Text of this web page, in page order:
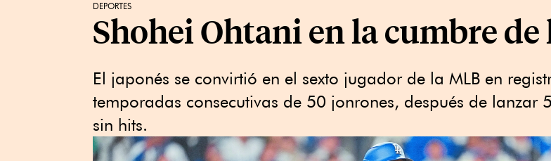
DEPORTES
Shohei Ohtani en la cumbre de
El japonés se convirtió en el sexto jugador de la MLB en
temporadas consecutivas de 50 jonrones, después de lanzar
sin hits.